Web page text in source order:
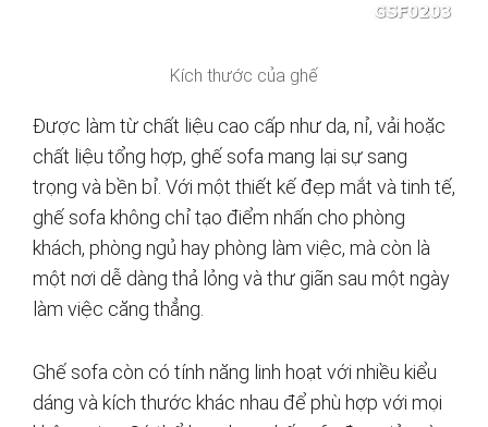
Kích thước của ghế
Được làm từ chất liệu cao cấp như da, nỉ, vải hoặc
chất liệu tổng hợp, ghế sofa mang lại sự sang
trọng và bền bỉ. Với một thiết kế đẹp mắt và tinh tế,
ghế sofa không chỉ tạo điểm nhấn cho phòng
khách, phòng ngủ hay phòng làm việc, mà còn là
một nơi dễ dàng thả lỏng và thư giãn sau một ngày
làm việc căng thẳng.
Ghế sofa còn có tính năng linh hoạt với nhiều kiểu
dáng và kích thước khác nhau để phù hợp với mọi